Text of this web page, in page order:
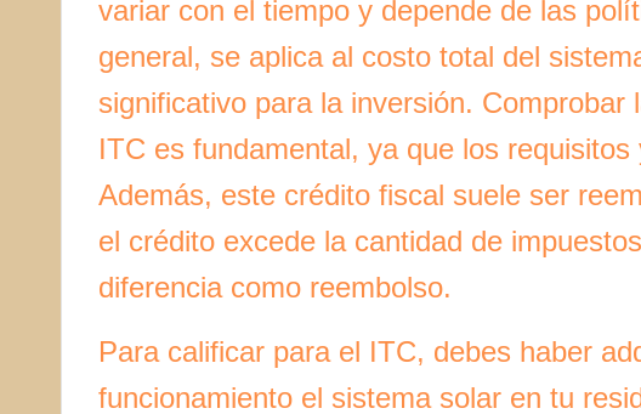
variar con el tiempo y depende de las
general, se aplica al costo total del
significativo para la inversión. Comprobar
ITC es fundamental, ya que los
Además, este crédito fiscal suele ser
el crédito excede la cantidad de
diferencia como reembolso.
Para calificar para el ITC, debes haber
funcionamiento el sistema solar en tu